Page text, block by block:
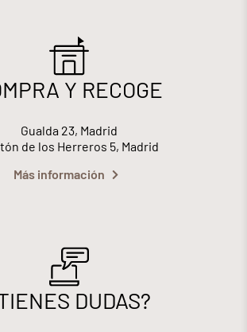
Y RECOGE
Gualda 23, Madrid
de los Herreros 5, Madrid
Más información
DUDAS?